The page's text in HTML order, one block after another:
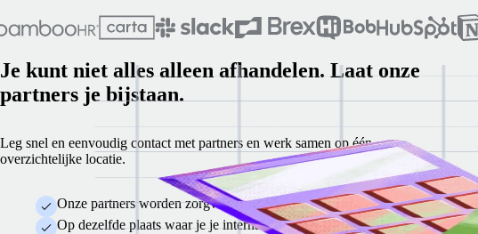
Je kunt niet alles alleen afhandelen. Laat onze
partners je bijstaan.
Leg snel en eenvoudig contact met partners en werk samen op één
overzichtelijke locatie.
Onze partners worden zorgvuldig beoordeeld op betrouwbaarheid,
Op dezelfde plaats waar je je internationale team in Remote al beheert,